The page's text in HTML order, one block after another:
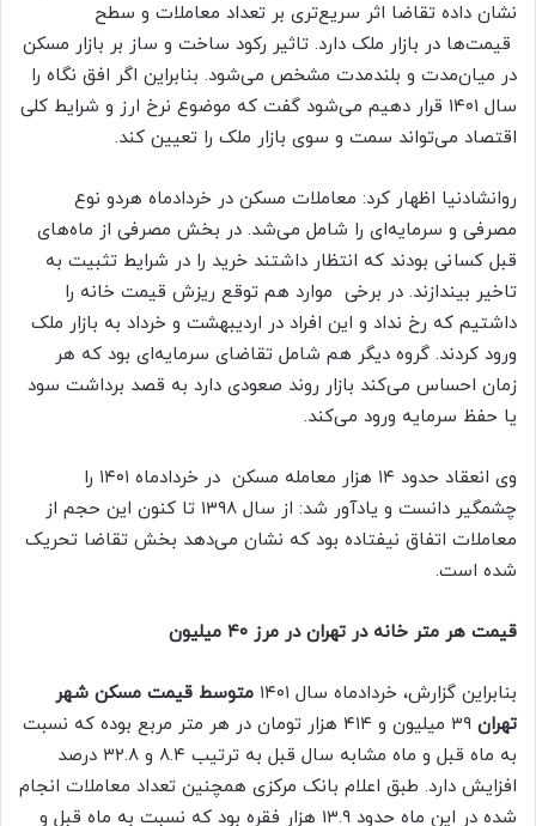
نشان داده تقاضا اثر سریع‌تری بر تعداد معاملات و سطح
قیمت‌ها در بازار ملک دارد. تاثیر رکود ساخت و ساز بر بازار مسکن
در میان‌مدت و بلندمدت مشخص می‌شود. بنابراین اگر افق نگاه را
سال ۱۴۰۱ قرار دهیم می‌شود گفت که موضوع نرخ ارز و شرایط کلی
اقتصاد می‌تواند سمت و سوی بازار ملک را تعیین کند.
روانشادنیا اظهار کرد: معاملات مسکن در خردادماه هردو نوع
مصرفی و سرمایه‌ای را شامل می‌شد. در بخش مصرفی از ماه‌های
قبل کسانی بودند که انتظار داشتند خرید را در شرایط تثبیت به
تاخیر بیندازند. در برخی موارد هم توقع ریزش قیمت خانه را
داشتیم که رخ نداد و این افراد در اردیبهشت و خرداد به بازار ملک
ورود کردند. گروه دیگر هم شامل تقاضای سرمایه‌ای بود که هر
زمان احساس می‌کند بازار روند صعودی دارد به قصد برداشت سود
یا حفظ سرمایه ورود می‌کند.
وی انعقاد حدود ۱۴ هزار معامله مسکن در خردادماه ۱۴۰۱ را
چشمگیر دانست و یادآور شد: از سال ۱۳۹۸ تا کنون این حجم از
معاملات اتفاق نیفتاده بود که نشان می‌دهد بخش تقاضا تحریک
شده است.
قیمت هر متر خانه در تهران در مرز ۴۰ میلیون
بنابراین گزارش، خردادماه سال ۱۴۰۱
متوسط قیمت مسکن شهر
تهران
۳۹ میلیون و ۴۱۴ هزار تومان در هر متر مربع بوده که نسبت
به ماه قبل و ماه مشابه سال قبل به ترتیب ۸.۴ و ۳۲.۸ درصد
افزایش دارد. طبق اعلام بانک مرکزی همچنین تعداد معاملات انجام
شده در این ماه حدود ۱۳.۹ هزار فقره بود که نسبت به ماه قبل و